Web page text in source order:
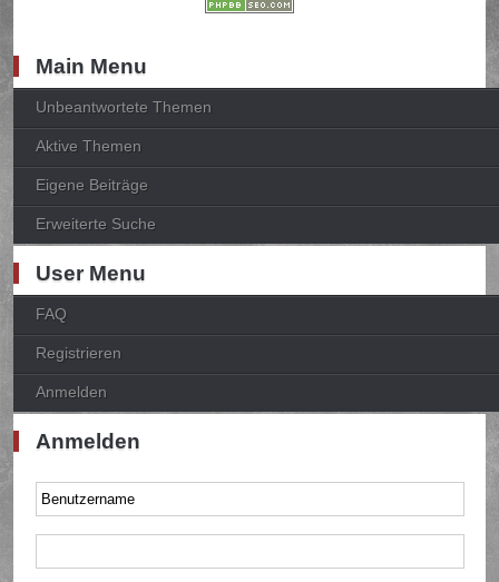
Main Menu
Unbeantwortete Themen
Aktive Themen
Eigene Beiträge
Erweiterte Suche
User Menu
FAQ
Registrieren
Anmelden
Anmelden